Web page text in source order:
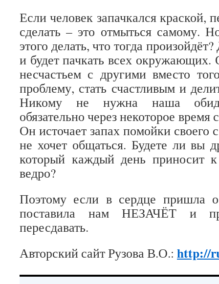
Если человек запачкался краской,
сделать – это отмыться самому.
этого делать, что тогда
и будет пачкать всех окружающих.
несчастьем с другими вместо
проблему, стать счастливым и
Никому не нужна наша
обязательно через некоторое время
Он источает запах помойки своего
не хочет общаться. Будете ли вы
который каждый день приносит
ведро?
Поэтому если в сердце пришла
поставила нам НЕЗАЧЁТ и
пересдавать.
Авторский сайт Рузова В.О.: http://